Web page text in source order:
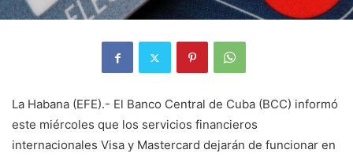
La Habana (EFE).- El Banco Central de Cuba (BCC) informó
este miércoles que los servicios financieros
internacionales Visa y Mastercard dejarán de funcionar en